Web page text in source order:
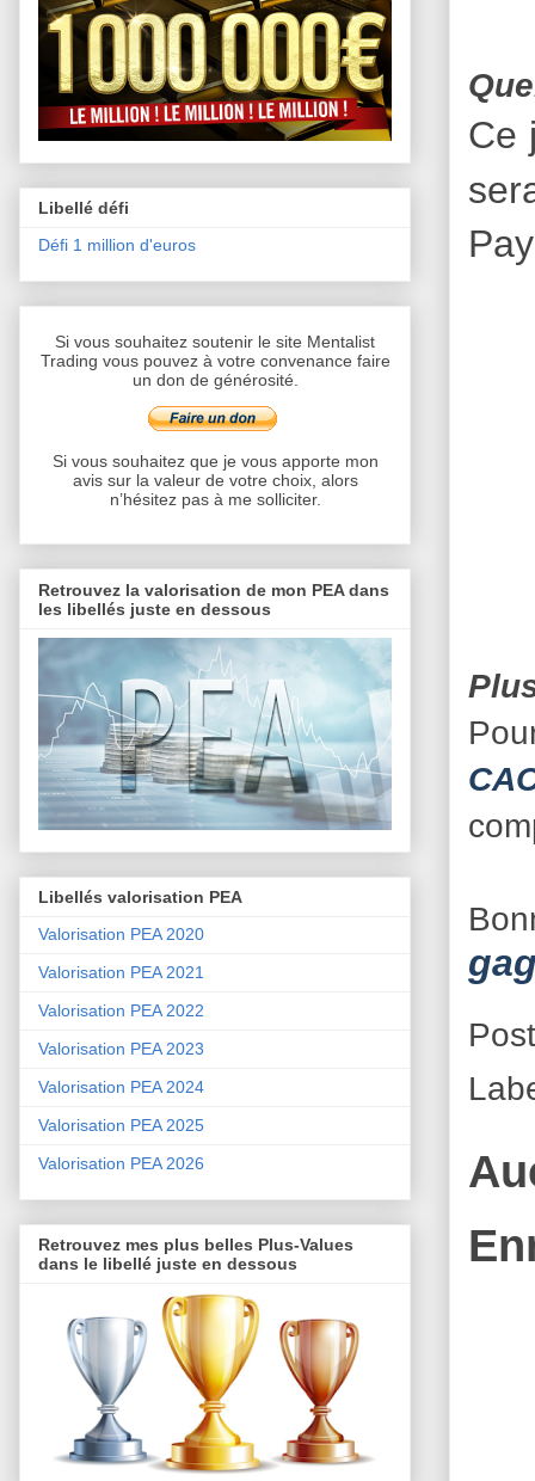
Ce
Libellé défi
Défi 1 million d'euros
Si vous souhaitez soutenir le site Mentalist
Trading vous pouvez à votre convenance faire
un don de générosité.
Si vous souhaitez que je vous apporte mon
avis sur la valeur de votre choix, alors
n’hésitez pas à me solliciter.
Retrouvez la valorisation de mon PEA dans
les libellés juste en dessous
Libellés valorisation PEA
Valorisation PEA 2020
Valorisation PEA 2021
Valorisation PEA 2022
Valorisation PEA 2023
Valorisation PEA 2024
Valorisation PEA 2025
Valorisation PEA 2026
Retrouvez mes plus belles Plus-Values
dans le libellé juste en dessous